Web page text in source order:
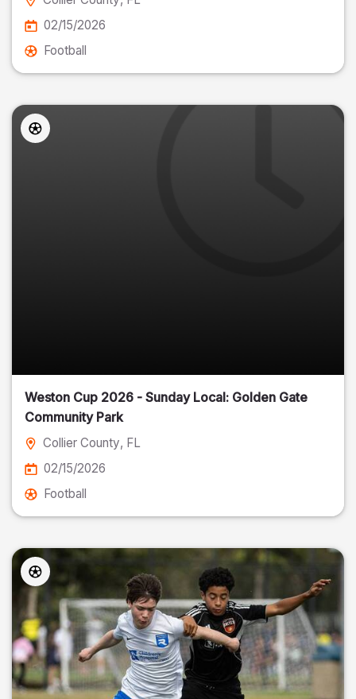
02/15/2026
Football
Weston Cup 2026 - Sunday Local: Golden Gate
Community Park
Collier County, FL
02/15/2026
Football